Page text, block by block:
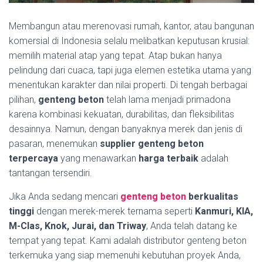
Membangun atau merenovasi rumah, kantor, atau bangunan
komersial di Indonesia selalu melibatkan keputusan krusial:
memilih material atap yang tepat. Atap bukan hanya
pelindung dari cuaca, tapi juga elemen estetika utama yang
menentukan karakter dan nilai properti. Di tengah berbagai
pilihan, genteng beton telah lama menjadi primadona
karena kombinasi kekuatan, durabilitas, dan fleksibilitas
desainnya. Namun, dengan banyaknya merek dan jenis di
pasaran, menemukan supplier genteng beton
terpercaya yang menawarkan harga terbaik adalah
tantangan tersendiri.
Jika Anda sedang mencari genteng beton berkualitas
tinggi dengan merek-merek ternama seperti Kanmuri, KIA,
M-Clas, Knok, Jurai, dan Triway, Anda telah datang ke
tempat yang tepat. Kami adalah distributor genteng beton
terkemuka yang siap memenuhi kebutuhan proyek Anda,